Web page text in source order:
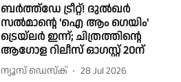
ബർത്ത്ഡേ ട്രീറ്റ്! ദുൽഖർ
സൽമാന്റെ 'ഐ ആം ഗെയിം'
ട്രെയ്‌ലർ ഇന്ന്; ചിത്രത്തിന്റെ
ആഗോള റിലീസ് ഓഗസ്റ്റ് 20ന്
ന്യൂസ് ഡെസ്ക് 28 Jul 2026